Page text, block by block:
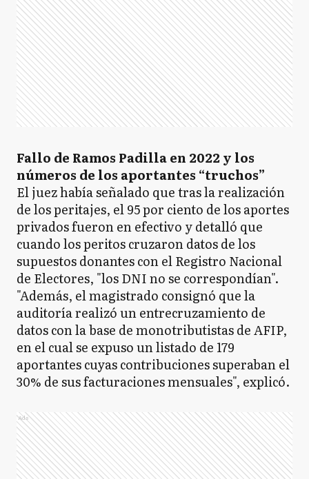
Fallo de Ramos Padilla en 2022 y los
números de los aportantes “truchos”
El juez había señalado que tras la realización
de los peritajes, el 95 por ciento de los aportes
privados fueron en efectivo y detalló que
cuando los peritos cruzaron datos de los
supuestos donantes con el Registro Nacional
de Electores, "los DNI no se correspondían".
"Además, el magistrado consignó que la
auditoría realizó un entrecruzamiento de
datos con la base de monotributistas de AFIP,
en el cual se expuso un listado de 179
aportantes cuyas contribuciones superaban el
30% de sus facturaciones mensuales", explicó.
Ads